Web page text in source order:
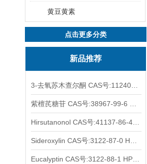
黄豆黄素
点击更多分类
新品推荐